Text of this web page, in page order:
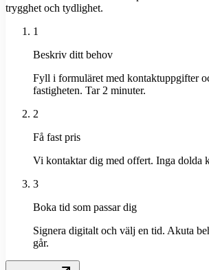
trygghet och tydlighet.
1
Beskriv ditt behov
Fyll i formuläret med kontaktuppgifter
fastigheten. Tar 2 minuter.
2
Få fast pris
Vi kontaktar dig med offert. Inga dolda
3
Boka tid som passar dig
Signera digitalt och välj en tid. Akuta
går.